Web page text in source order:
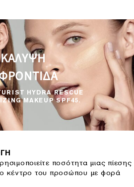
ΚΑΛΥΨΗ
HYDRA RESCUE
MAKEUP SPF45.
ποσότητα μιας πίεσης
κέντρο του προσώπου με φορά